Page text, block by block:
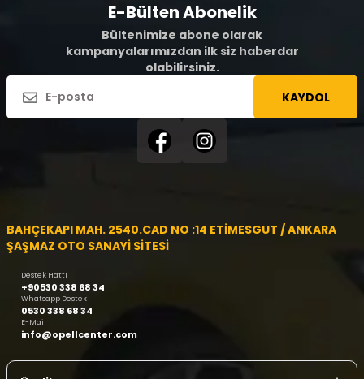
E-Bülten Abonelik
Bültenimize abone olarak
kampanyalarımızdan ilk siz haberdar
olabilirsiniz.
KAYDOL
BAHÇEKAPI MAH. 2540.CAD NO :14 ETİMESGUT / ANKARA
ŞAŞMAZ OTO SANAYİ SİTESİ
Destek Hattı
+90530 338 68 34
Whatsapp Destek
0530 338 68 34
E-Mail
info@opellcenter.com